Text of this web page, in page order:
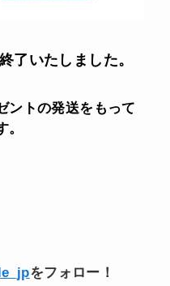
了いたしました。
ントの発送をもって
をフォロー！